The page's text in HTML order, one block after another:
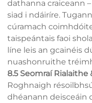
dathanna craiceann
siad i ndáiríre.
cúramach
taispeántais faoi
líne leis an gcainéis
nuashonruithe
8.5 Seomraí Rialaithe
Roghnaigh
dhéanann deisceáin